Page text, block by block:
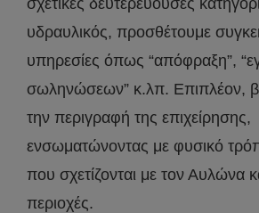
υδραυλικός, προσθέτουμε
υπηρεσίες όπως “απόφραξη”,
σωληνώσεων” κ.λπ. Επιπλέον,
την περιγραφή της επιχείρησης,
ενσωματώνοντας με φυσικό
που σχετίζονται με τον Αυλώνα
περιοχές.